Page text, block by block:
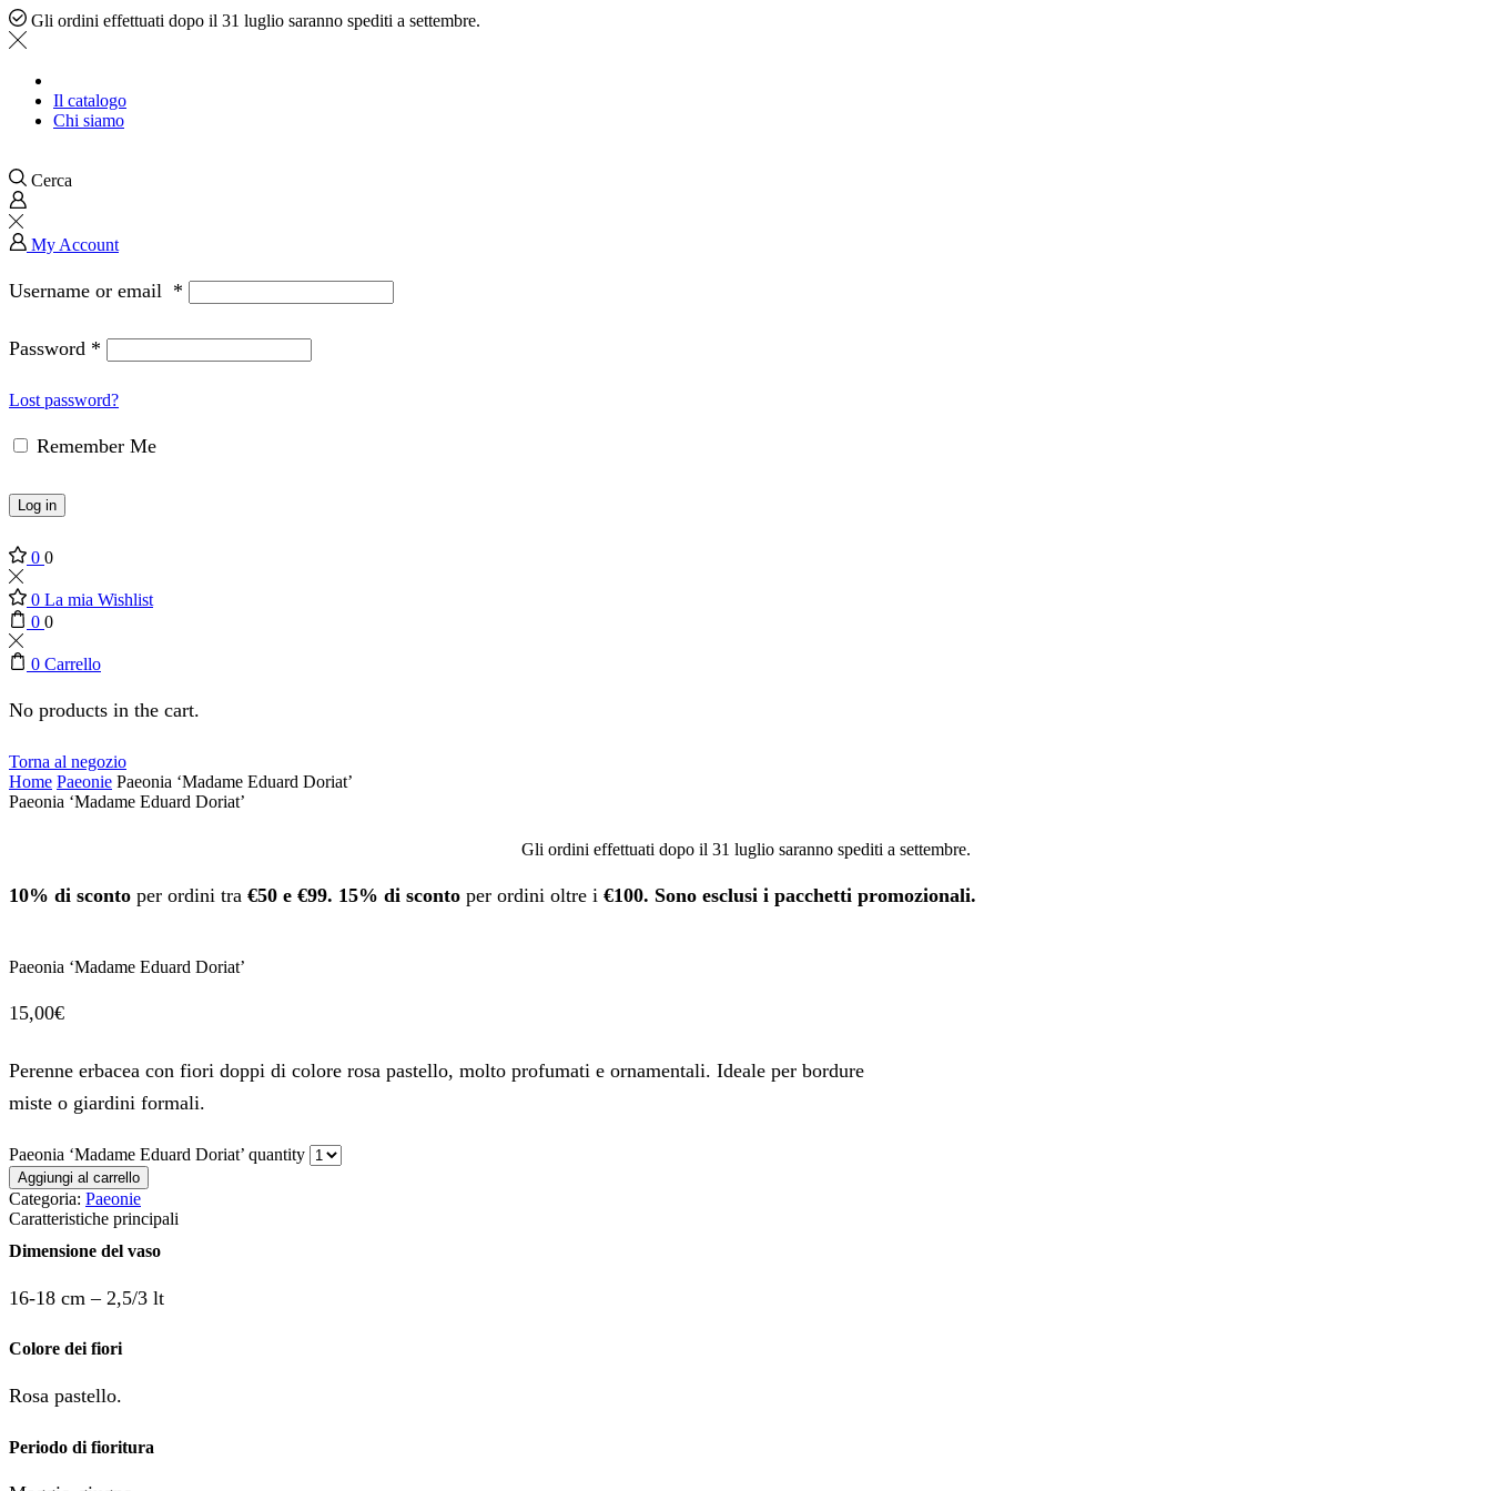
Gli ordini effettuati dopo il 31 luglio saranno spediti a settembre.
Il catalogo
Chi siamo
Cerca
My Account
Username or email *
Password *
Lost password?
Remember Me
Log in
0 0
0 La mia Wishlist
0 0
0 Carrello
No products in the cart.
Torna al negozio
Home Paeonie Paeonia ‘Madame Eduard Doriat’
Paeonia ‘Madame Eduard Doriat’
Gli ordini effettuati dopo il 31 luglio saranno spediti a settembre.
10% di sconto per ordini tra €50 e €99. 15% di sconto per ordini oltre i €100. Sono esclusi i pacchetti promozionali.
Paeonia ‘Madame Eduard Doriat’
15,00€
Perenne erbacea con fiori doppi di colore rosa pastello, molto profumati e ornamentali. Ideale per bordure
miste o giardini formali.
Paeonia ‘Madame Eduard Doriat’ quantity
Aggiungi al carrello
Categoria: Paeonie
Caratteristiche principali
Dimensione del vaso
16-18 cm – 2,5/3 lt
Colore dei fiori
Rosa pastello.
Periodo di fioritura